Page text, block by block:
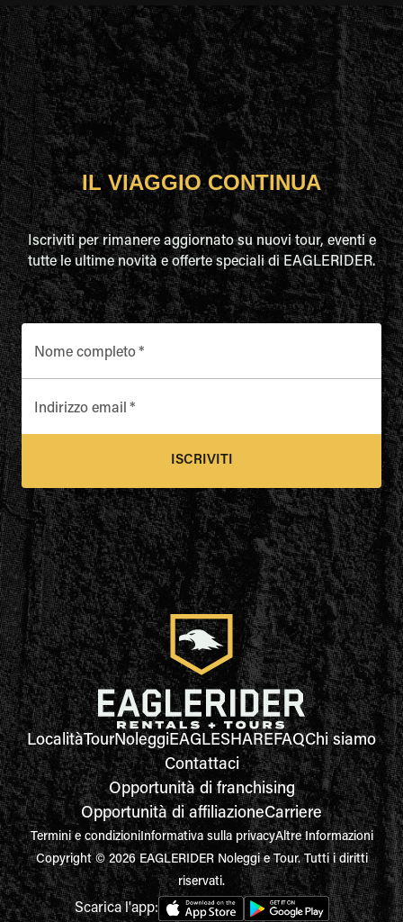
IL VIAGGIO CONTINUA
Iscriviti per rimanere aggiornato su nuovi tour, eventi e
tutte le ultime novità e offerte speciali di EAGLERIDER.
Nome completo*
Indirizzo email *
ISCRIVITI
LocalitàTourNoleggiEAGLESHAREFAQChi siamo
Contattaci
Opportunità di franchising
Opportunità di affiliazioneCarriere
Termini e condizioniInformativa sulla privacyAltre Informazioni
Copyright © 2026 EAGLERIDER Noleggi e Tour. Tutti i diritti
riservati.
Scarica l'app: